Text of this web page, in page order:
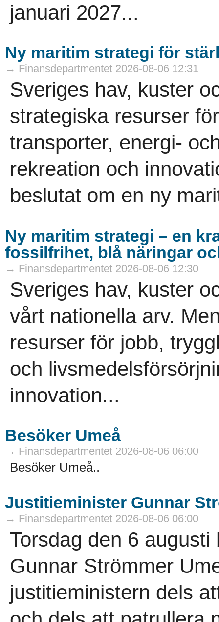
januari 2027...
Ny maritim strategi för
→ Finansdepartmentet 2026-08-06 12:31
Sveriges hav, kuster
strategiska resurser
transporter, energi-
rekreation och
beslutat om en ny
Ny maritim strategi – en
fossilfrihet, blå näringar
→ Finansdepartmentet 2026-08-06 12:30
Sveriges hav, kuster
vårt nationella arv.
resurser för jobb,
och
innovation...
Besöker Umeå
→ Finansdepartmentet 2026-08-06 06:00
Besöker Umeå..
Justitieminister Gunnar
→ Finansdepartmentet 2026-08-06 06:00
Torsdag den 6
Gunnar Strömmer
justitieministern dels